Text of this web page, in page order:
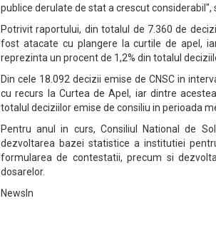
publice derulate de stat a crescut considerabil",
Potrivit raportului, din totalul de 7.360 de
fost atacate cu plangere la curtile de apel,
reprezinta un procent de 1,2% din totalul
Din cele 18.092 decizii emise de CNSC in
cu recurs la Curtea de Apel, iar dintre
totalul deciziilor emise de consiliu in perioada
Pentru anul in curs, Consiliul National de
dezvoltarea bazei statistice a institutiei
formularea de contestatii, precum si
dosarelor.
NewsIn